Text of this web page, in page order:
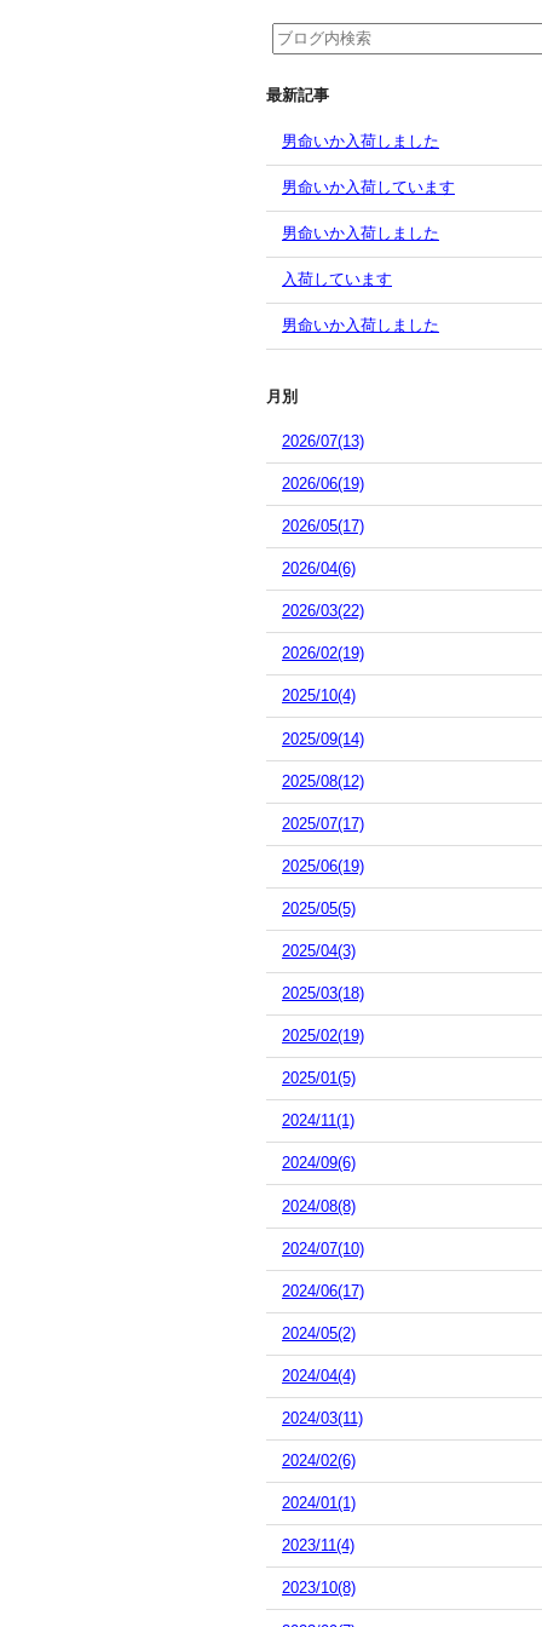
最新記事
男命いか入荷しました
男命いか入荷しています
男命いか入荷しました
入荷しています
男命いか入荷しました
月別
2026/07(13)
2026/06(19)
2026/05(17)
2026/04(6)
2026/03(22)
2026/02(19)
2025/10(4)
2025/09(14)
2025/08(12)
2025/07(17)
2025/06(19)
2025/05(5)
2025/04(3)
2025/03(18)
2025/02(19)
2025/01(5)
2024/11(1)
2024/09(6)
2024/08(8)
2024/07(10)
2024/06(17)
2024/05(2)
2024/04(4)
2024/03(11)
2024/02(6)
2024/01(1)
2023/11(4)
2023/10(8)